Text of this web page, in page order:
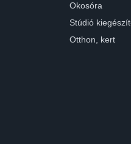
Okosóra
Stúdió
Otthon, kert